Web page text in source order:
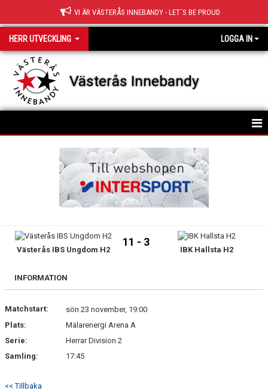
VI ÄR VÄSTERÅS INNEBANDY - LET´S BE PROUD
HERR UTVECKLING LOGGA IN
Västerås Innebandy
MATCHER
DOKUMENT
Västerås IBS Ungdom H2
11 - 3
IBK Hallsta H2
INFORMATION
Matchstart:
sön 23 november, 19:00
Plats:
Mälarenergi Arena A
Serie:
Herrar Division 2
Samling:
17:45
<< Tillbaka